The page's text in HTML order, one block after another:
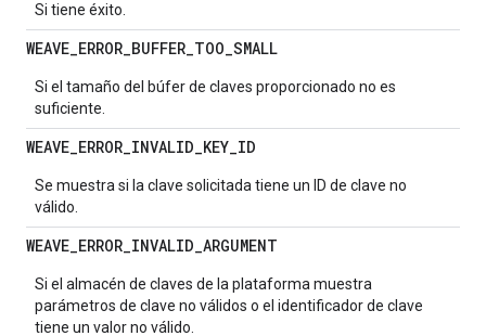
Si tiene éxito.
WEAVE_ERROR_BUFFER_TOO_SMALL
Si el tamaño del búfer de claves proporcionado no es
suficiente.
WEAVE_ERROR_INVALID_KEY_ID
Se muestra si la clave solicitada tiene un ID de clave no
válido.
WEAVE_ERROR_INVALID_ARGUMENT
Si el almacén de claves de la plataforma muestra
parámetros de clave no válidos o el identificador de clave
tiene un valor no válido.